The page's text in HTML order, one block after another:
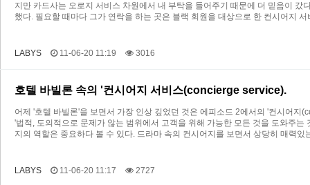
지만 카드사는 오로지 서비스 차원에서 내 부탁을 들어주기 때문에 더 믿음이 갔
했다. 필요할 때마다 그가 연락을 하는 곳은 블랙 회원을 대상으로 한 컨시어지
LABYS 11-06-20 11:19 3016
호텔 바빌론 속의 '컨시어지 서비스(concierge service).
어제 '호텔 바빌론'을 보면서 가장 인상 깊었던 것은 에피소드 2에서의 '컨시어
'법적, 도의적으로 문제가 않는 범위에서 고객을 위해 가능한 모든 것을 도와주
지의 역할은 중요하다 볼 수 있다. 드라마 속의 컨시어지를 보면서 상당히 매력
LABYS 11-06-20 11:17 2727